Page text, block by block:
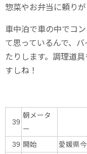
惣菜やお弁当に頼りが
車中泊で車の中でコ
て思っているんで、
たりします。調理道
すしね！
39
朝メータ
ー
39 開始 愛媛県